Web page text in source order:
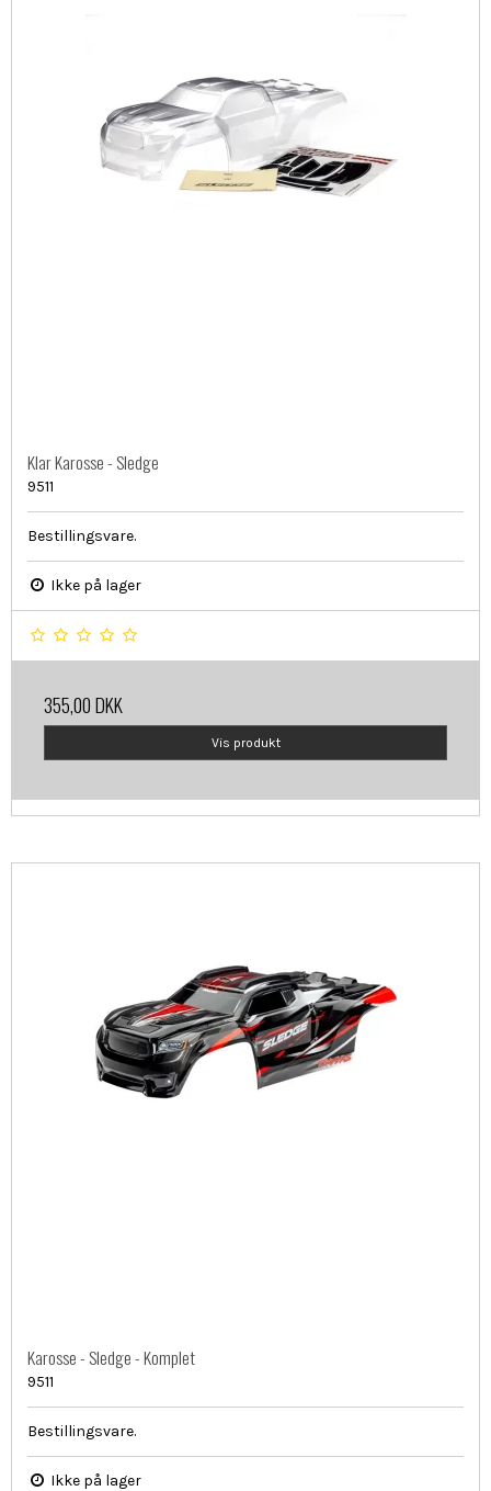
Klar Karosse - Sledge
9511
Bestillingsvare.
Ikke på lager
355,00 DKK
Vis produkt
Karosse - Sledge - Komplet
9511
Bestillingsvare.
Ikke på lager